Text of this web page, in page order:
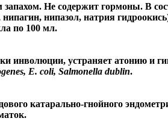
Не содержит гормоны. В
нипазол, натрия
по 100 мл.
инволюции, устраняет атонию и
E. coli, Salmonella dublin.
катарально-гнойного